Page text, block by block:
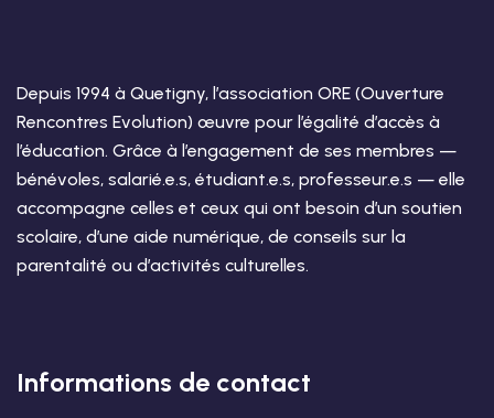
Depuis 1994 à Quetigny, l’association ORE (Ouverture
Rencontres Evolution) œuvre pour l’égalité d’accès à
l’éducation. Grâce à l’engagement de ses membres —
bénévoles, salarié.e.s, étudiant.e.s, professeur.e.s — elle
accompagne celles et ceux qui ont besoin d’un soutien
scolaire, d’une aide numérique, de conseils sur la
parentalité ou d’activités culturelles.
Informations de contact